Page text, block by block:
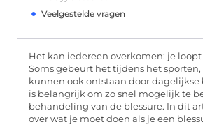
Veelgestelde vragen
Het kan iedereen overkomen: je loopt
Soms gebeurt het tijdens het sporten,
kunnen ook ontstaan door
is belangrijk om zo snel mogelijk te
behandeling van de blessure. In dit
over wat je moet doen als je een